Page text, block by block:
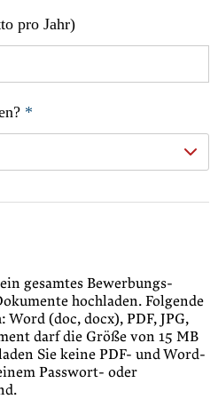
pro Jahr)
*
gesamtes Bewerbungs-
hochladen. Folgende
(doc, docx), PDF, JPG,
darf die Größe von 15 MB
Sie keine PDF- und Word-
Passwort- oder